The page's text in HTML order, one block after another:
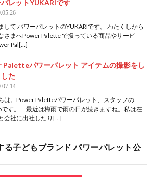
レットYUKARIです
して パワーパレットのYUKARIです。 わたくしから
さまへPower Palette で扱っている商品やサービ
Pal[…]
Paletteパワーパレット アイテムの撮影をし
た
は。Power Paletteパワーパレット、スタッフの
す。 最近は梅雨で雨の日が続きますね。私は在
会社に出社したり[…]
る子どもブランド パワーパレット公